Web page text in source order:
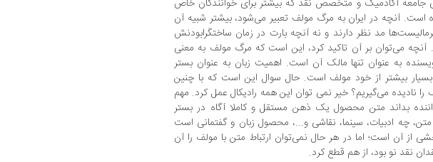
جامعه آکادمیک و متخصص نقد که بیشتر برای خوانندگان خاص
است. آنچه در ایران به مرگ مولف تعبیر می‌شود، بیشتر شبیه آن
مد نظر دارند و نه آنچه بارت در زمان ساختگرابودنش
آنچه می‌توان بر آن تاکید کرد، این است که مرگ مولف به معنی
به عنوان تنها مالک آن است. اهمیت زبان به عنوان بستر
بسیار بیشتر از خود مولف است. حال سوال این است که با چنین
را نادیده می‌گیریم؟ خیر نمی توان این همه رادیکال عمل کرد. مهم
بداند متن محصول یک ذهن مستقل و کاملا آگاه در بستر
چه ادبیات، سینما، نقاشی و...، محصول زبان و گفتمانی است
از آن است؛ اما در هر حال نمی‌توان ارتباط متن با مولف را آن
نقد نو بود، از هم قطع کرد.